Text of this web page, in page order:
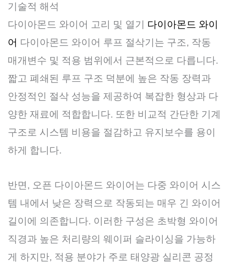
기술적 해석
다이아몬드 와이어 고리 및 열기 다이아몬드 와이
어 다이아몬드 와이어 루프 절삭기는 구조, 작동
매개변수 및 적용 범위에서 근본적으로 다릅니다.
짧고 폐쇄된 루프 구조 덕분에 높은 작동 장력과
안정적인 절삭 성능을 제공하여 복잡한 형상과 다
양한 재료에 적합합니다. 또한 비교적 간단한 기계
구조로 시스템 비용을 절감하고 유지보수를 용이
하게 합니다.
반면, 오픈 다이아몬드 와이어는 다중 와이어 시스
템 내에서 낮은 장력으로 작동되는 매우 긴 와이어
길이에 의존합니다. 이러한 구성은 초박형 와이어
직경과 높은 처리량의 웨이퍼 슬라이싱을 가능하
게 하지만, 적용 분야가 주로 태양광 실리콘 공정